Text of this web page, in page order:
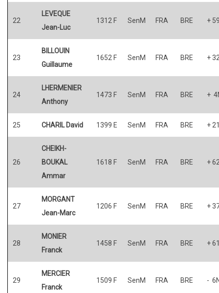
22
LEVEQUE
Jean-Luc
1312 F SenM FRA BRE +
23
BILLOUIN
Guillaume
1652 F SenM FRA BRE +
24
LHERMENIER
Anthony
1473 F SenM FRA BRE +
25 CHARIL David 1399 E SenM FRA BRE +
26
CHEIKH-
BOUKAL
Ammar
1618 F SenM FRA BRE +
27
MORGANT
Jean-Marc
1206 F SenM FRA BRE +
28
MONIER
Franck
1458 F SenM FRA BRE +
29
MERCIER
Franck
1509 F SenM FRA BRE -